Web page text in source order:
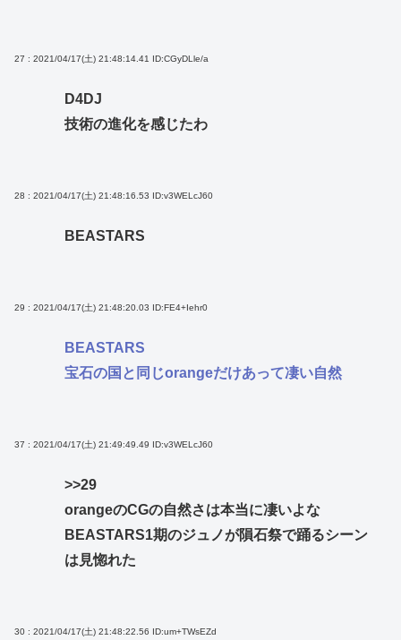
27 : 2021/04/17(土) 21:48:14.41 ID:CGyDLle/a
D4DJ
技術の進化を感じたわ
28 : 2021/04/17(土) 21:48:16.53 ID:v3WELcJ60
BEASTARS
29 : 2021/04/17(土) 21:48:20.03 ID:FE4+Iehr0
BEASTARS
宝石の国と同じorangeだけあって凄い自然
37 : 2021/04/17(土) 21:49:49.49 ID:v3WELcJ60
>>29
orangeのCGの自然さは本当に凄いよな
BEASTARS1期のジュノが隕石祭で踊るシーン
は見惚れた
30 : 2021/04/17(土) 21:48:22.56 ID:um+TWsEZd